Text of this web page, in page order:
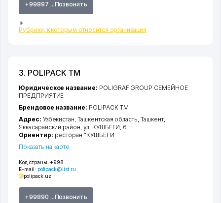
+99897 ...Позвонить
Рубрики, к которым относится организация
3. POLIPACK ТМ
Код страны: +998
E-mail: polipack@list.ru
polipack.uz
+99890 ...Позвонить
Юридическое название: POLIGRAF GROUP СЕМЕЙНОЕ
ПРЕДПРИЯТИЕ
Брендовое название: POLIPACK ТМ
Адрес: Узбекистан,Ташкентская область,Ташкент,
Яккасарайский район, ул. КУШБЕГИ, 6
Ориентир: ресторан "КУШБЕГИ
Показать на карте